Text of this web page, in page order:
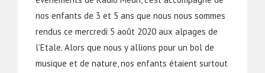
nos enfants de 3 et 5 ans que nous nous sommes
rendus ce mercredi 5 août 2020 aux alpages de
l’Etale. Alors que nous y allions pour un bol de
musique et de nature, nos enfants étaient surtout